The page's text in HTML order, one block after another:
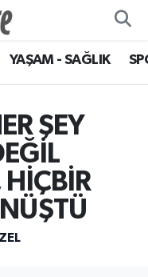
YAŞAM - SAĞLIK
ŞEY
HİÇBİR